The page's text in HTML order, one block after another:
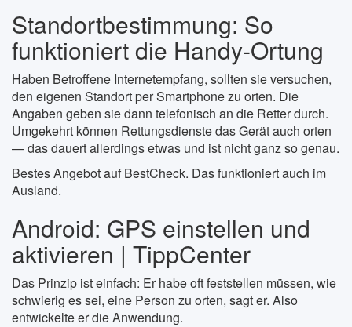
Standortbestimmung: So
funktioniert die Handy-Ortung
Haben Betroffene Internetempfang, sollten sie versuchen,
den eigenen Standort per Smartphone zu orten. Die
Angaben geben sie dann telefonisch an die Retter durch.
Umgekehrt können Rettungsdienste das Gerät auch orten
— das dauert allerdings etwas und ist nicht ganz so genau.
Bestes Angebot auf BestCheck. Das funktioniert auch im
Ausland.
Android: GPS einstellen und
aktivieren | TippCenter
Das Prinzip ist einfach: Er habe oft feststellen müssen, wie
schwierig es sei, eine Person zu orten, sagt er. Also
entwickelte er die Anwendung.